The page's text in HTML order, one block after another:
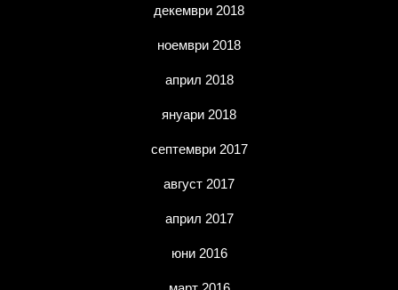
декември 2018
ноември 2018
април 2018
януари 2018
септември 2017
август 2017
април 2017
юни 2016